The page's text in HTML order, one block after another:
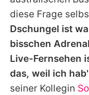
diese Frage
Dschungel ist
bisschen
Live-Fernsehen
das, weil ich
seiner Kollegin